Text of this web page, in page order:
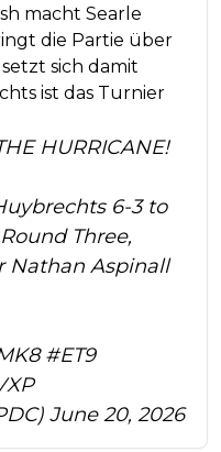
macht Searle
die Partie über
sich damit
ist das Turnier
HURRICANE!
6-3 to
Three,
Nathan Aspinall
#ET9
June 20, 2026